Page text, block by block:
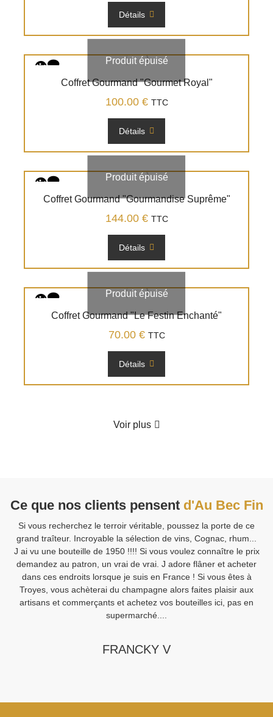
Détails
Produit épuisé
Coffret Gourmand "Gourmet Royal"
100.00 € TTC
Détails
Produit épuisé
Coffret Gourmand "Gourmandise Suprême"
144.00 € TTC
Détails
Produit épuisé
Coffret Gourmand "Le Festin Enchanté"
70.00 € TTC
Détails
Voir plus
Ce que nos clients pensent d'Au Bec Fin
Si vous recherchez le terroir véritable, poussez la porte de ce
grand traîteur. Incroyable la sélection de vins, Cognac, rhum...
J ai vu une bouteille de 1950 !!!! Si vous voulez connaître le prix
demandez au patron, un vrai de vrai. J adore flâner et acheter
dans ces endroits lorsque je suis en France ! Si vous êtes à
Troyes, vous achèterai du champagne alors faites plaisir aux
artisans et commerçants et achetez vos bouteilles ici, pas en
supermarché....
FRANCKY V